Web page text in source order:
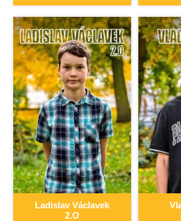
Ladislav Václavek
2.O